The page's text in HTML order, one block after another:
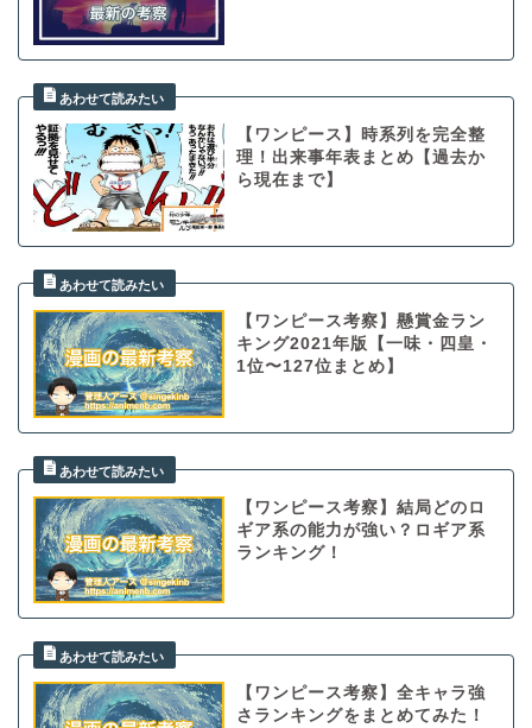
【ワンピース】時系列を完全整
理！出来事年表まとめ【過去か
ら現在まで】
【ワンピース考察】懸賞金ラン
キング2021年版【一味・四皇・
1位〜127位まとめ】
【ワンピース考察】結局どのロ
ギア系の能力が強い？ロギア系
ランキング！
【ワンピース考察】全キャラ強
さランキングをまとめてみた！